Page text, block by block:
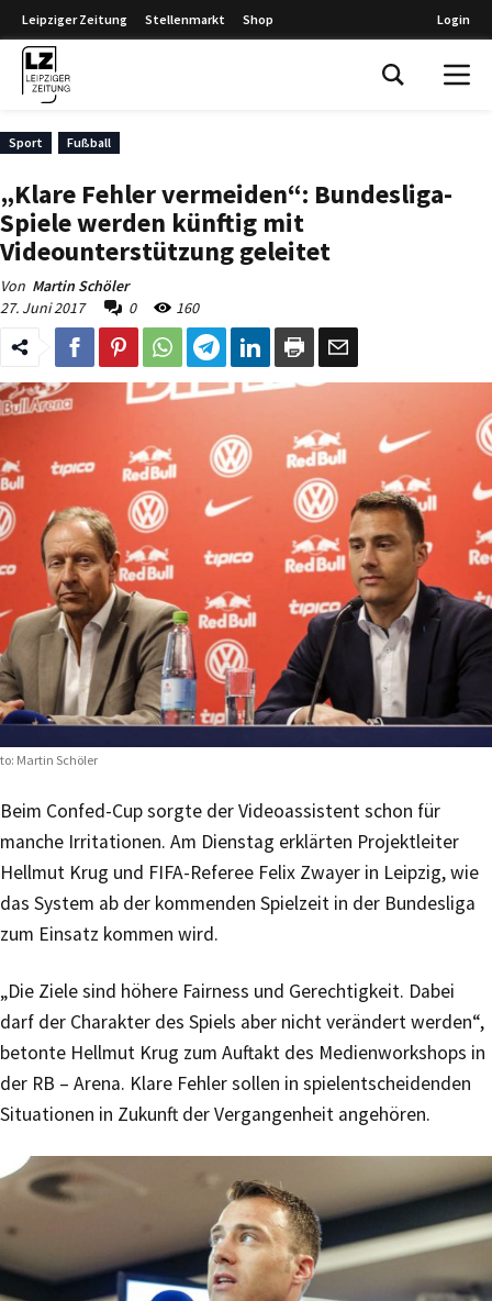
Leipziger Zeitung Stellenmarkt Shop Login
Sport Fußball
„Klare Fehler vermeiden“: Bundesliga-
Spiele werden künftig mit
Videounterstützung geleitet
Von Martin Schöler
27. Juni 2017
0 160
Martin Schöler
Beim Confed-Cup sorgte der Videoassistent schon für
manche Irritationen. Am Dienstag erklärten Projektleiter
Hellmut Krug und FIFA-Referee Felix Zwayer in Leipzig, wie
das System ab der kommenden Spielzeit in der Bundesliga
zum Einsatz kommen wird.
„Die Ziele sind höhere Fairness und Gerechtigkeit. Dabei
darf der Charakter des Spiels aber nicht verändert werden“,
betonte Hellmut Krug zum Auftakt des Medienworkshops in
der RB – Arena. Klare Fehler sollen in spielentscheidenden
Situationen in Zukunft der Vergangenheit angehören.